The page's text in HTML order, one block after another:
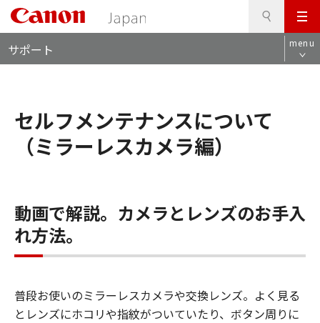
メ
ニ
ュ
サポート menu
セルフメンテナンスについて
（ミラーレスカメラ編）
動画で解説。カメラとレンズのお手入
れ方法。
普段お使いのミラーレスカメラや交換レンズ。よく見る
とレンズにホコリや指紋がついていたり、ボタン周りに